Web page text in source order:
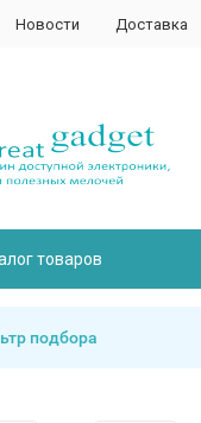
Новости Доставка
товаров
подбора